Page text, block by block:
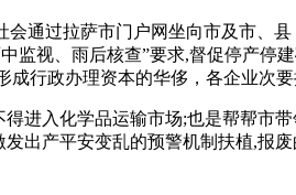
会通过拉萨市门户网坐向市及市、
监视、雨后核查”要求,督促停产停
行政办理资本的华侈，各企业次
入化学品运输市场;也是帮帮市
出产平安变乱的预警机制扶植,报